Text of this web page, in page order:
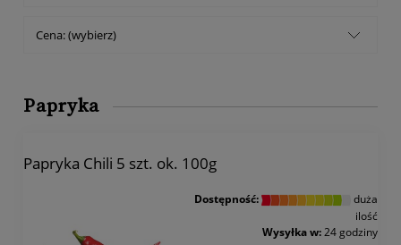
Cena: (wybierz)
Papryka
Papryka Chili 5 szt. ok. 100g
Dostępność:
duża
ilość
Wysyłka w: 24 godziny